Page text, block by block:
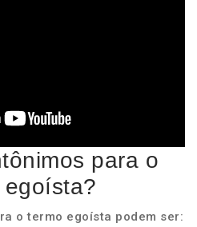
para o
egoísta?
o termo egoísta podem ser: